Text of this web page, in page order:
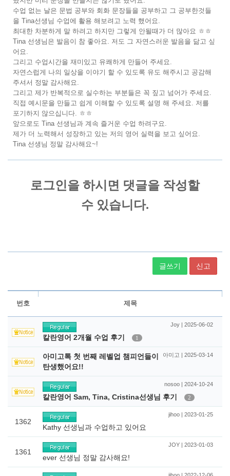
수업 없는 날은 문법 공부와 회화 문장들을 공부하고 그 공부한것들
을 Tina선생님 수업에 활용 해보려고 노력 했어요.
최대한 차분하게 말 하려고 하지만 그렇게 안될때가 더 많아요 ㅎㅎ
Tina 선생님은 발음이 참 좋아요. 저도 그 자연스러운 발음을 닮고 싶
어요.
그리고 수업시간을 재미있고 유쾌하게 만들어 주세요.
자연스럽게 나의 일상을 이야기 할 수 있도록 유도 해주시고 공감해
주셔서 정말 감사해요.
그리고 제가 반복적으로 실수하는 부분들은 꼭 짚고 넘어가 주세요.
직접 예시문을 만들고 쉽게 이해할 수 있도록 설명 해 주세요. 저를
포기하지 않으십니다. ㅎㅎ
앞으로도 Tina 선생님과 계속 즐거운 수업 하려구요.
제가 더 노력해서 성장하고 있는 저의 영어 실력을 보고 싶어요.
Tina 선생님 정말 감사해요~!
글쓰기 신고